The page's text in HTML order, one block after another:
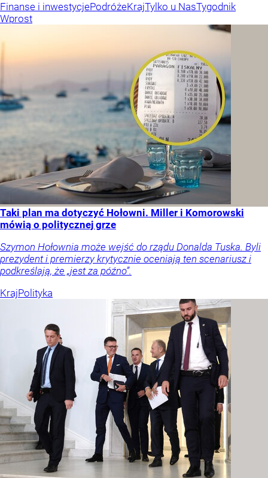
Finanse i inwestycjePodróżeKrajTylko u NasTygodnik
Wprost
Taki plan ma dotyczyć Hołowni. Miller i Komorowski
mówią o politycznej grze
Szymon Hołownia może wejść do rządu Donalda Tuska. Byli
prezydent i premierzy krytycznie oceniają ten scenariusz i
podkreślają, że „jest za późno”.
KrajPolityka